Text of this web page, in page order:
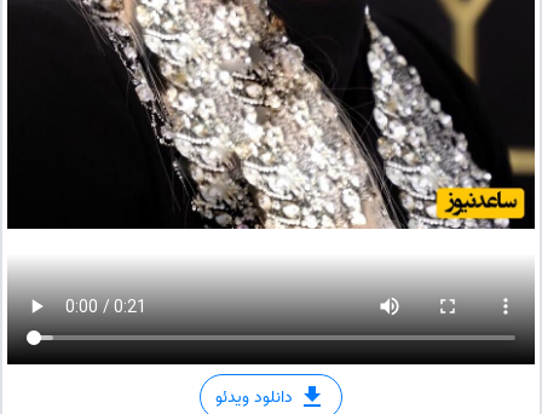
دانلود ویدئو